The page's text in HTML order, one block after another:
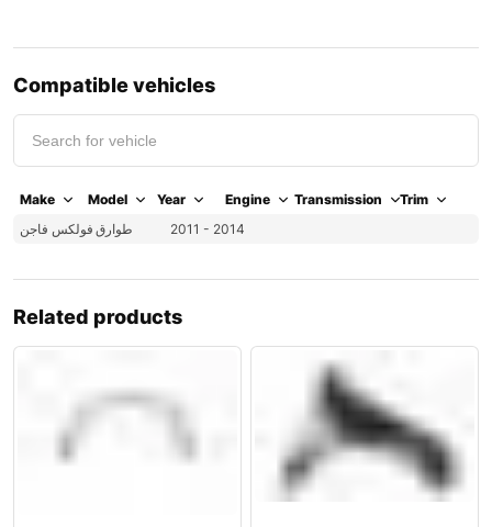
Compatible vehicles
Make Model Year Engine Transmission
Trim
فولكس فاجن طوارق 2011 - 2014
Related products